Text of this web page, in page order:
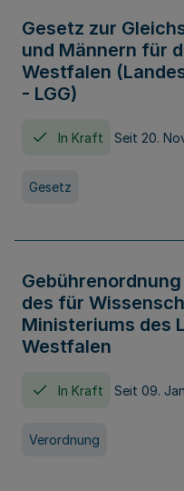
Gesetz zur
und Männern für
Westfalen
- LGG)
In Kraft Seit 20.
Gesetz
des für
Ministeriums des
Westfalen
In Kraft Seit 09.
Verordnung